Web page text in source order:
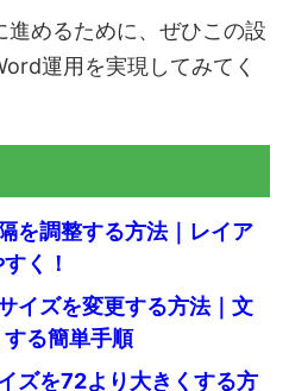
進めるために、ぜひこの設
運用を実現してみてく
を調整する方法｜レイア
く！
イズを変更する方法｜文
る簡単手順
ズを72より大きくする方